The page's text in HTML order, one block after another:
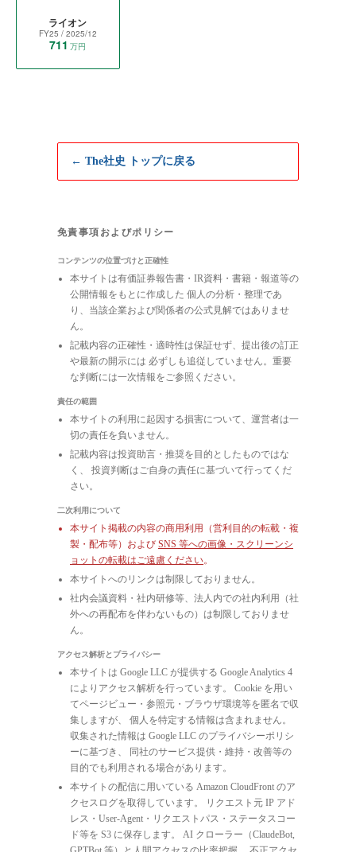
ライオン
FY25 / 2025/12
711 万円
← The社史 トップに戻る
免責事項およびポリシー
コンテンツの位置づけと正確性
本サイトは有価証券報告書・IR資料・書籍・報道等の
公開情報をもとに作成した 個人の分析・整理であ
り、当該企業および関係者の公式見解ではありませ
ん。
記載内容の正確性・適時性は保証せず、提出後の訂正
や最新の開示には 必ずしも追従していません。重要
な判断には一次情報をご参照ください。
責任の範囲
本サイトの利用に起因する損害について、運営者は一
切の責任を負いません。
記載内容は投資助言・推奨を目的としたものではな
く、 投資判断はご自身の責任に基づいて行ってくだ
さい。
二次利用について
本サイト掲載の内容の商用利用（営利目的の転載・複
製・配布等）および SNS 等への画像・スクリーンシ
ョットの転載はご遠慮ください。
本サイトへのリンクは制限しておりません。
社内会議資料・社内研修等、法人内での社内利用（社
外への再配布を伴わないもの）は制限しておりませ
ん。
アクセス解析とプライバシー
本サイトは Google LLC が提供する Google Analytics 4
によりアクセス解析を行っています。 Cookie を用い
てページビュー・参照元・ブラウザ環境等を匿名で収
集しますが、 個人を特定する情報は含まれません。
収集された情報は Google LLC のプライバシーポリシ
ーに基づき、 同社のサービス提供・維持・改善等の
目的でも利用される場合があります。
本サイトの配信に用いている Amazon CloudFront のア
クセスログを取得しています。 リクエスト元 IP アド
レス・User-Agent・リクエストパス・ステータスコー
ド等を S3 に保存します。 AI クローラー（ClaudeBot,